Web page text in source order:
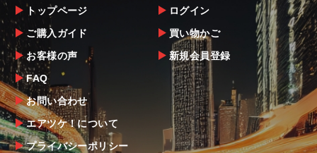
トップページ
ご購入ガイド
お客様の声
FAQ
お問い合わせ
エアツケ！について
プライバシーポリシー
ログイン
買い物かご
新規会員登録